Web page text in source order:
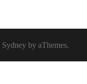
Sydney by aThemes.